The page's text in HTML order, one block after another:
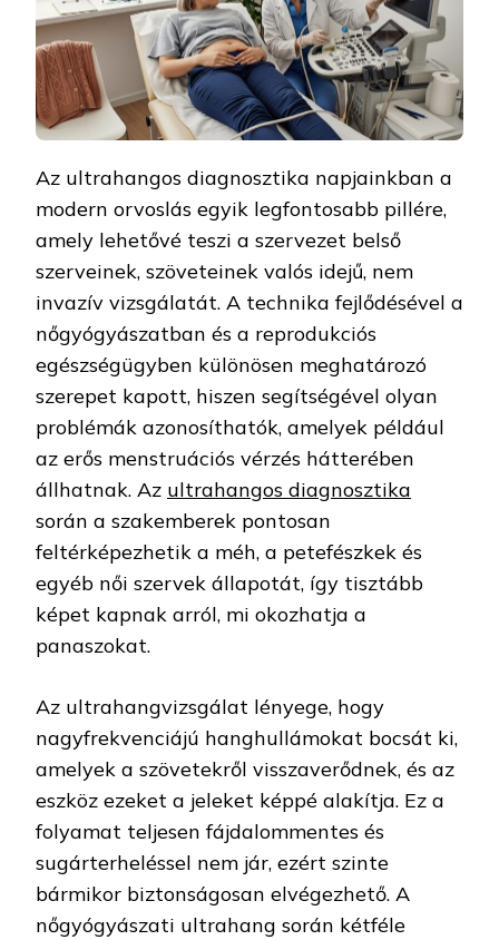
Az ultrahangos diagnosztika napjainkban a
modern orvoslás egyik legfontosabb pillére,
amely lehetővé teszi a szervezet belső
szerveinek, szöveteinek valós idejű, nem
invazív vizsgálatát. A technika fejlődésével a
nőgyógyászatban és a reprodukciós
egészségügyben különösen meghatározó
szerepet kapott, hiszen segítségével olyan
problémák azonosíthatók, amelyek például
az erős menstruációs vérzés hátterében
állhatnak. Az ultrahangos diagnosztika
során a szakemberek pontosan
feltérképezhetik a méh, a petefészkek és
egyéb női szervek állapotát, így tisztább
képet kapnak arról, mi okozhatja a
panaszokat.
Az ultrahangvizsgálat lényege, hogy
nagyfrekvenciájú hanghullámokat bocsát ki,
amelyek a szövetekről visszaverődnek, és az
eszköz ezeket a jeleket képpé alakítja. Ez a
folyamat teljesen fájdalommentes és
sugárterheléssel nem jár, ezért szinte
bármikor biztonságosan elvégezhető. A
nőgyógyászati ultrahang során kétféle